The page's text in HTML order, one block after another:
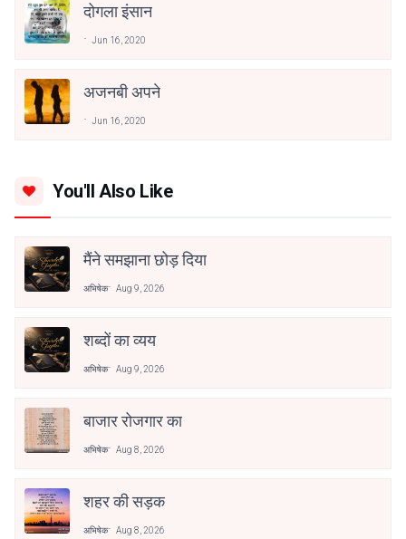
दोगला इंसान
Jun 16, 2020
अजनबी अपने
Jun 16, 2020
You'll Also Like
मैंने समझाना छोड़ दिया
अभिषेक Aug 9, 2026
शब्दों का व्यय
अभिषेक Aug 9, 2026
बाजार रोजगार का
अभिषेक Aug 8, 2026
शहर की सड़क
अभिषेक Aug 8, 2026